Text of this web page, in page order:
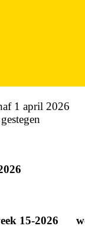
1 april 2026
15-2026